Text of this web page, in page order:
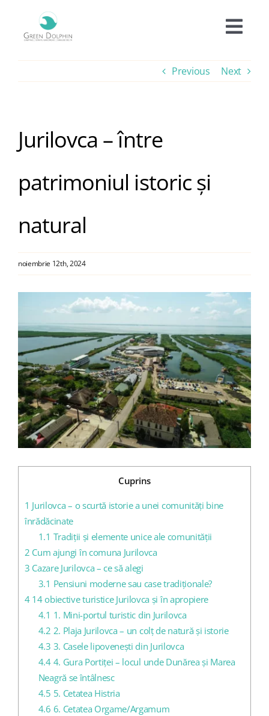
content
Oferte
Experiențe
Facilități
Informații
Contact
Previous Next
Jurilovca – între
patrimoniul istoric și
natural
noiembrie 12th, 2024
Image
Cuprins
1 Jurilovca – o scurtă istorie a unei comunități bine
înrădăcinate
1.1 Tradiții și elemente unice ale comunității
2 Cum ajungi în comuna Jurilovca
3 Cazare Jurilovca – ce să alegi
3.1 Pensiuni moderne sau case tradiționale?
414 obiective turistice Jurilovca și în apropiere
4.1 1. Mini-portul turistic din Jurilovca
4.2 2. Plaja Jurilovca – un colț de natură și istorie
4.3 3. Casele lipovenești din Jurilovca
4.44. Gura Portiței – locul unde Dunărea și Marea
Neagră se întâlnesc
4.5 5. Cetatea Histria
4.6 6. Cetatea Orgame/Argamum